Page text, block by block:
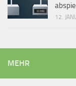
12.
MEHR